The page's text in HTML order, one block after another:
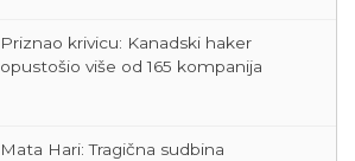
Priznao krivicu: Kanadski haker
opustošio više od 165 kompanija
Mata Hari: Tragična sudbina